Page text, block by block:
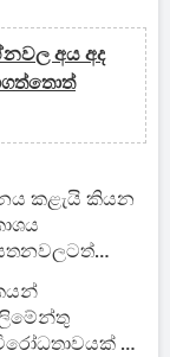
අය අද
කළැයි කියන
-